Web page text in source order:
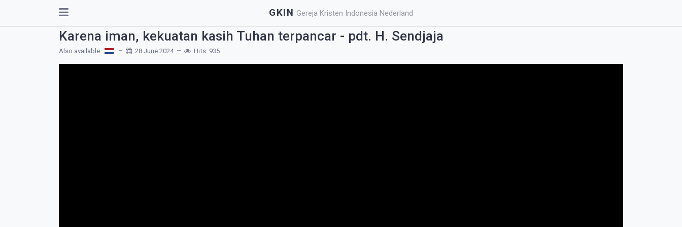
GKIN Gereja Kristen Indonesia Nederland
Karena iman, kekuatan kasih Tuhan terpancar - pdt. H. Sendjaja
Also available: 28 June 2024 Hits: 935